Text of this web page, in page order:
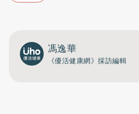
馮逸華
《優活健康網》採訪編輯